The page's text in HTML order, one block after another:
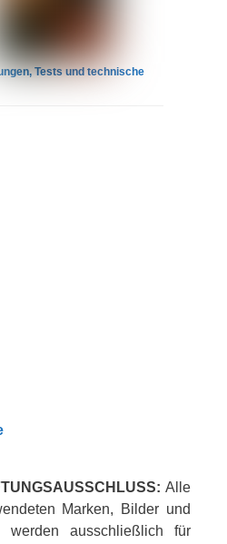
Tests und technische
Alle
Marken, Bilder und
werden ausschließlich für